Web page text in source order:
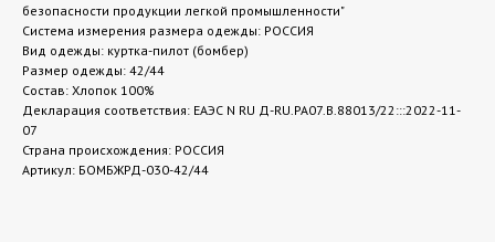
безопасности продукции легкой промышленности"
Система измерения размера одежды: РОССИЯ
Вид одежды: куртка-пилот (бомбер)
Размер одежды: 42/44
Состав: Хлопок 100%
Декларация соответствия: ЕАЭС N RU Д-RU.РА07.В.88013/22:::2022-11-
07
Страна происхождения: РОССИЯ
Артикул: БОМБЖРД-030-42/44